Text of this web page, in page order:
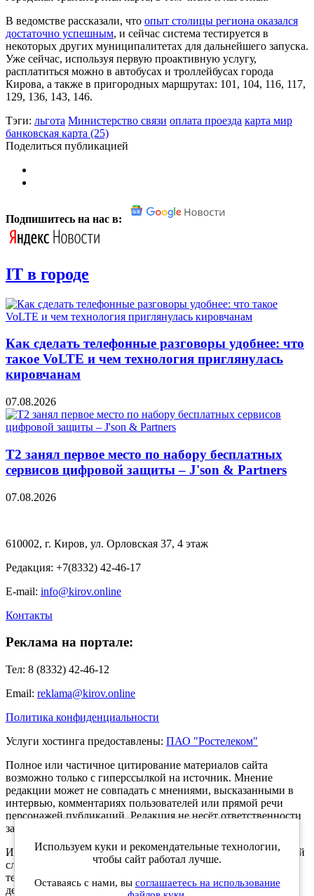
В ведомстве рассказали, что опыт столицы региона оказался
достаточно успешным, и сейчас система тестируется в
некоторых других муниципалитетах для дальнейшего запуска.
Уже сейчас, используя первую проактивную услугу,
расплатиться можно в автобусах и троллейбусах города
Кирова, а также в пригородных маршрутах: 101, 104, 116, 117,
129, 136, 143, 146.
Тэги: льгота Министерство связи оплата проезда карта мир
банковская карта (25)
Поделиться публикацией
Подпишитесь на нас в:
IT в городе
Как сделать телефонные разговоры удобнее: что
такое VoLTE и чем технология приглянулась
кировчанам
07.08.2026
Т2 занял первое место по набору бесплатных
сервисов цифровой защиты – J'son & Partners
07.08.2026
610002, г. Киров, ул. Орловская 37, 4 этаж
Редакция: +7(8332) 42-46-17
E-mail: info@kirov.online
Контакты
Реклама на портале:
Тел: 8 (8332) 42-46-12
Email: reklama@kirov.online
Политика конфиденциальности
Услуги хостинга предоставлены: ПАО "Ростелеком"
Полное или частичное цитирование материалов сайта
возможно только с гиперссылкой на источник. Мнение
редакции может не совпадать с мнениями, высказанными в
интервью, комментариях пользователей или прямой речи
персонажей публикаций. Редакция не несёт ответственности
за текст комментариев читателей.
Интернет-портал Kirov.online зарегистрирован в Федеральной
службе по надзору в сфере связи, информационных
технологий и массовых коммуникаций (Роскомнадзор) 5
декабря 2019 года. Регистрационный номер ЭЛ № ФС 77 -
Используем куки и рекомендательные технологии,
чтобы сайт работал лучше.
Оставаясь с нами, вы соглашаетесь на использование